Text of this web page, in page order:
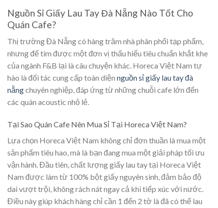
Nguồn Sỉ Giấy Lau Tay Đà Nẵng Nào Tốt Cho
Quán Cafe?
Thị trường Đà Nẵng có hàng trăm nhà phân phối tạp phẩm,
nhưng để tìm được một đơn vị thấu hiểu tiêu chuẩn khắt khe
của ngành F&B lại là câu chuyện khác. Horeca Việt Nam tự
hào là đối tác cung cấp toàn diện nguồn sỉ giấy lau tay đà
nẵngchuyên nghiệp, đáp ứng từ những chuỗi cafe lớn đến
các quán acoustic nhỏ lẻ.
Tại Sao Quán Cafe Nên Mua Sỉ Tại Horeca Việt Nam?
Lựa chọn Horeca Việt Nam không chỉ đơn thuần là mua một
sản phẩm tiêu hao, mà là bạn đang mua một giải pháp tối ưu
vận hành. Đầu tiên, chất lượng giấy lau tay tại Horeca Việt
Nam được làm từ 100% bột giấy nguyên sinh, đảm bảo độ
dai vượt trội, không rách nát ngay cả khi tiếp xúc với nước.
Điều này giúp khách hàng chỉ cần 1 đến 2 tờ là đã có thể lau